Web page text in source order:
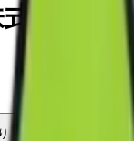
会社